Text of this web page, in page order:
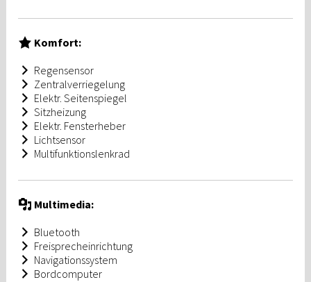
Komfort:
Regensensor
Zentralverriegelung
Elektr. Seitenspiegel
Sitzheizung
Elektr. Fensterheber
Lichtsensor
Multifunktionslenkrad
Multimedia:
Bluetooth
Freisprecheinrichtung
Navigationssystem
Bordcomputer